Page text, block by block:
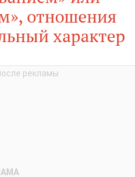
отношения
характер